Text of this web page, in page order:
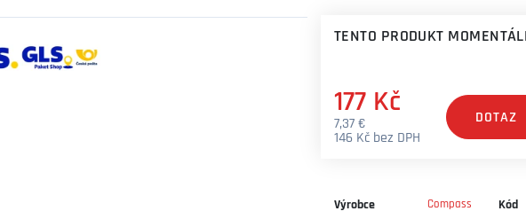
TENTO PRODUKT
177 Kč
7,37 €
146 Kč bez DPH
DOTAZ
Výrobce Compass Kód